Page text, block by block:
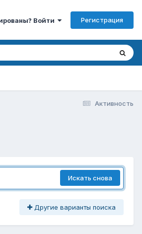
Войти Регистрация
Активность
Искать снова
Другие варианты поиска